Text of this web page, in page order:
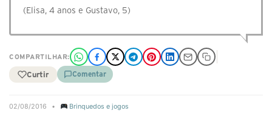
(Elisa, 4 anos e Gustavo, 5)
COMPARTILHAR:
Curtir Comentar
02/08/2016 • Brinquedos e jogos